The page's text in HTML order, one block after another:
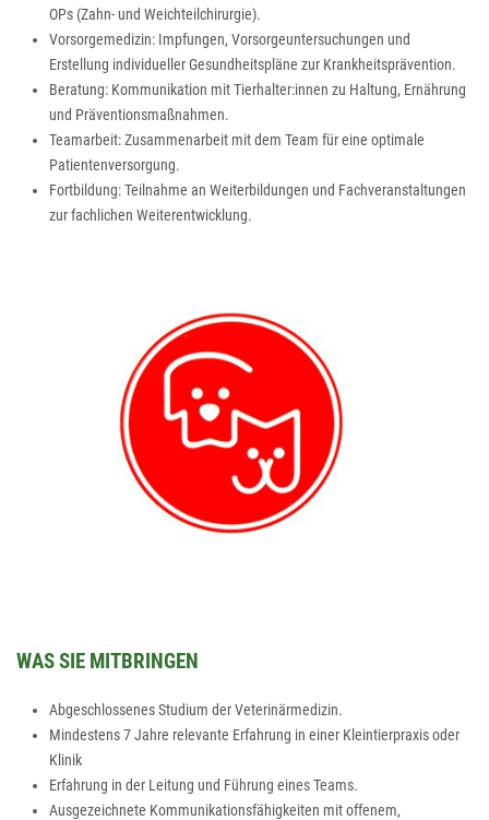
OPs (Zahn- und Weichteilchirurgie).
Vorsorgemedizin: Impfungen, Vorsorgeuntersuchungen und
Erstellung individueller Gesundheitspläne zur Krankheitsprävention.
Beratung: Kommunikation mit Tierhalter:innen zu Haltung, Ernährung
und Präventionsmaßnahmen.
Teamarbeit: Zusammenarbeit mit dem Team für eine optimale
Patientenversorgung.
Fortbildung: Teilnahme an Weiterbildungen und Fachveranstaltungen
zur fachlichen Weiterentwicklung.
WAS SIE MITBRINGEN
Abgeschlossenes Studium der Veterinärmedizin.
Mindestens 7 Jahre relevante Erfahrung in einer Kleintierpraxis oder
Klinik
Erfahrung in der Leitung und Führung eines Teams.
Ausgezeichnete Kommunikationsfähigkeiten mit offenem,